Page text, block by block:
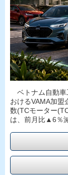
ベトナム自動車
おけるVAMA加盟
数(TCモーター
は、前月比▲6％